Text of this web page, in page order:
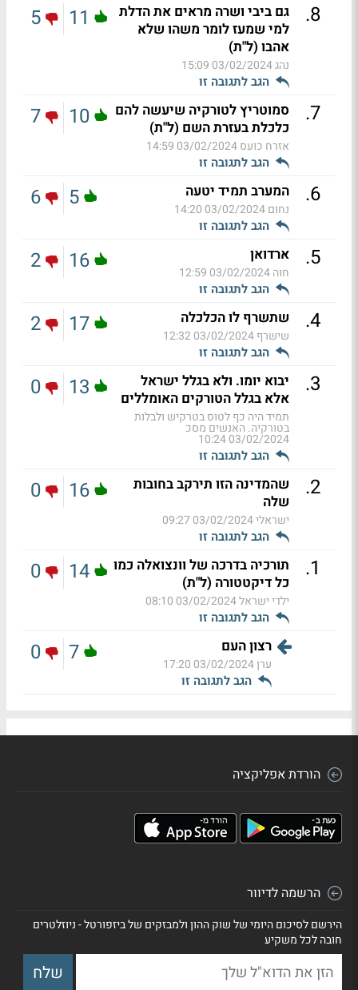
8
.
גם ביבי ושרה מראים את הדלת
למי שמעז לומר משהו שלא
אהבו (ל"ת)
נהג03/02/2024 15:09
הגב לתגובה זו
11
5
7
.
סמוטריץ לטורקיה שיעשה להם
כלכלת בעזרת השם (ל"ת)
אזרח כועס03/02/2024 14:59
הגב לתגובה זו
10
7
6
. המערב תמיד יטעה
נחום03/02/2024 14:20
הגב לתגובה זו
5
6
5
. ארדואן
חוה03/02/2024 12:59
הגב לתגובה זו
16
2
4
. שתשרף לו הכלכלה
שישרף03/02/2024 12:32
הגב לתגובה זו
17
2
3
.
יבוא יומו. ולא בגלל ישראל
אלא בגלל הטורקים האומללים
תמיד היה כף לטוס בטרקיש ולבלות
בטורקיה. האנשים מסכ
03/02/2024 10:24
הגב לתגובה זו
13
0
2
.
שהמדינה הזו תירקב בחובות
שלה
ישראלי03/02/2024 09:27
הגב לתגובה זו
16
0
1
.
תורכיה בדרכה של וונצואלה כמו
כל דיקטטורה (ל"ת)
ילדי ישראל03/02/2024 08:10
הגב לתגובה זו
14
0
רצון העם
ערן03/02/2024 17:20
הגב לתגובה זו
7
0
הורדת אפליקציה
הרשמה לדיוור
הירשם לסיכום היומי של שוק ההון ולמבזקים של ביזפורטל - ניוזלטרים
חובה לכל משקיע